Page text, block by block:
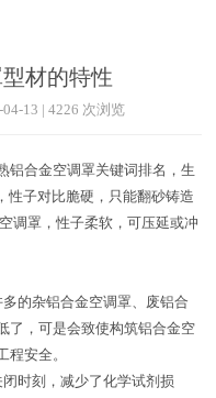
材的特性
13 | 4226 次浏览
合金空调罩关键词排名，生
性子对比脆硬，只能翻砂铸造
调罩，性子柔软，可压延或冲
的杂铝合金空调罩、废铝合
了，可是会致使构筑铝合金空
程安全。
时刻，减少了化学试剂损